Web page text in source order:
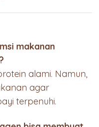
makanan
alami. Namun,
agar
terpenuhi.